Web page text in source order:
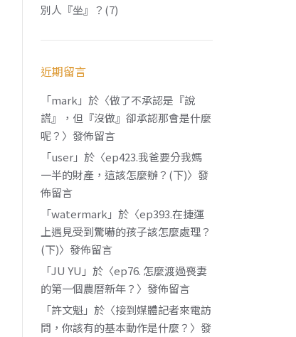
別人『坐』？(7)
近期留言
「mark 」於〈做了不承認是『說
謊』，但『沒做』卻承認那會是什麼
呢？ 〉發佈留言
「user」於〈ep423.我爸要分我媽
一半的財產，這該怎麼辦？(下)〉發
佈留言
「watermark 」於〈ep393.在捷運
上遇見受到驚嚇的孩子該怎麼處理？
(下)〉發佈留言
「JU YU 」於〈ep76. 怎麼渡過喪妻
的第一個農曆新年？ 〉發佈留言
「許文魁」於〈接到媒體記者來電訪
問，你該有的基本動作是什麼？ 〉發